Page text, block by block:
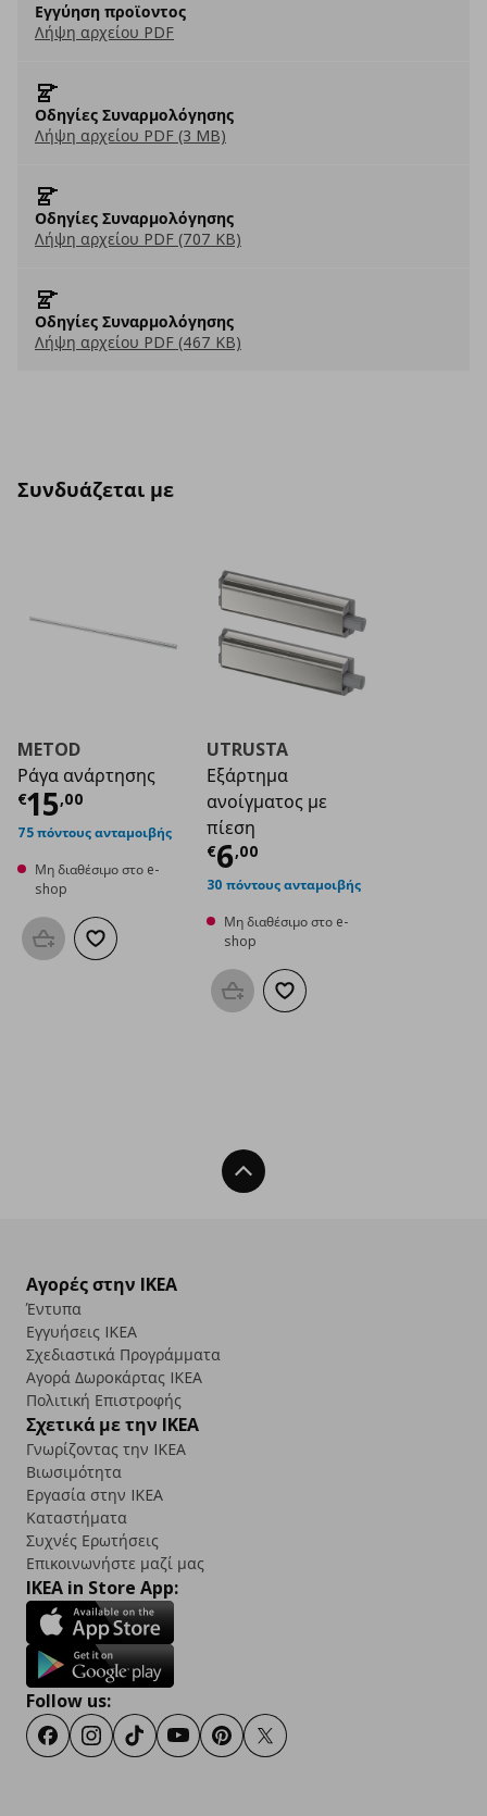
Εγγύηση προϊοντος
Λήψη αρχείου PDF
Οδηγίες Συναρμολόγησης
Λήψη αρχείου PDF (3 MB)
Οδηγίες Συναρμολόγησης
Λήψη αρχείου PDF (707 KB)
Οδηγίες Συναρμολόγησης
Λήψη αρχείου PDF (467 KB)
Συνδυάζεται με
METOD
Ράγα ανάρτησης
€15,00
Τρέχουσα τιμή€ 15,00
75 πόντους ανταμοιβής
Μη διαθέσιμο στο e-
shop
Προσθήκη στο καλάθι
Προσθήκη στα αγαπημένα
UTRUSTA
Εξάρτημα
ανοίγματος με
πίεση
€6,00
Τρέχουσα τιμή
30 πόντους ανταμοιβής
Μη διαθέσιμο στο e-
shop
Προσθήκη στο καλάθι
Προσθήκη στα αγαπημένα
Back To Top
Αγορές στην IKEA
Έντυπα
Εγγυήσεις IKEA
Σχεδιαστικά Προγράμματα
Αγορά Δωρoκάρτας IKEA
Πολιτική Επιστροφής
Σχετικά με την IKEA
Γνωρίζοντας την IKEA
Βιωσιμότητα
Εργασία στην IKEA
Καταστήματα
Συχνές Ερωτήσεις
Επικοινωνήστε μαζί μας
IKEA in Store App:
Follow us:
FacebookInstagram
TikTokYoutubePinterestTwitter